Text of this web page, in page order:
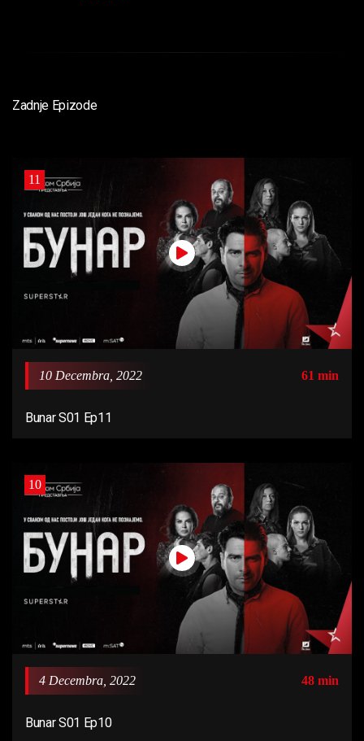
Zadnje Epizode
11
10 Decembra, 2022 61 min
Bunar S01 Ep11
10
4 Decembra, 2022 48 min
Bunar S01 Ep10